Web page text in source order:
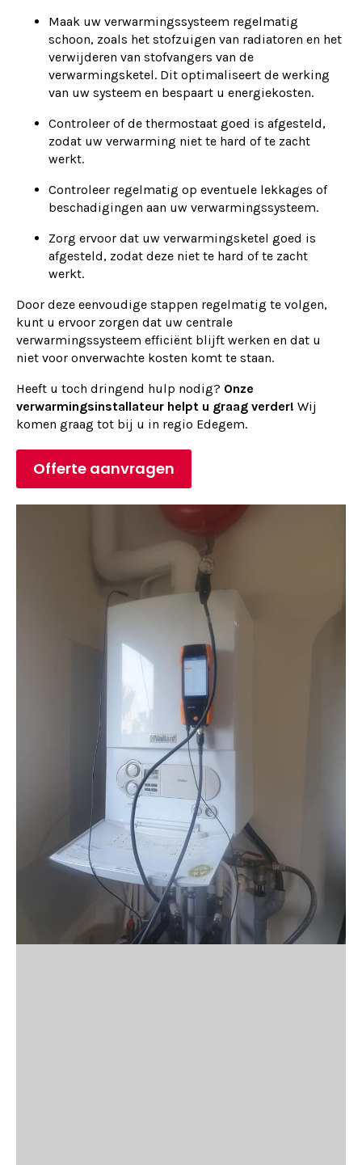
Maak uw verwarmingssysteem regelmatig
schoon, zoals het stofzuigen van radiatoren en het
verwijderen van stofvangers van de
verwarmingsketel. Dit optimaliseert de werking
van uw systeem en bespaart u energiekosten.
Controleer of de thermostaat goed is afgesteld,
zodat uw verwarming niet te hard of te zacht
werkt.
Controleer regelmatig op eventuele lekkages of
beschadigingen aan uw verwarmingssysteem.
Zorg ervoor dat uw verwarmingsketel goed is
afgesteld, zodat deze niet te hard of te zacht
werkt.
Door deze eenvoudige stappen regelmatig te volgen,
kunt u ervoor zorgen dat uw centrale
verwarmingssysteem efficiënt blijft werken en dat u
niet voor onverwachte kosten komt te staan.
Heeft u toch dringend hulp nodig? Onze
verwarmingsinstallateur helpt u graag verder! Wij
komen graag tot bij u in regio Edegem.
Offerte aanvragen